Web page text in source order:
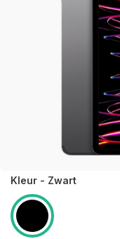
Kleur - Zwart